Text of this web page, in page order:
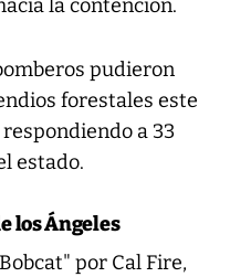
la contención.
pudieron
forestales este
a 33
estado.
los Ángeles
por Cal Fire,